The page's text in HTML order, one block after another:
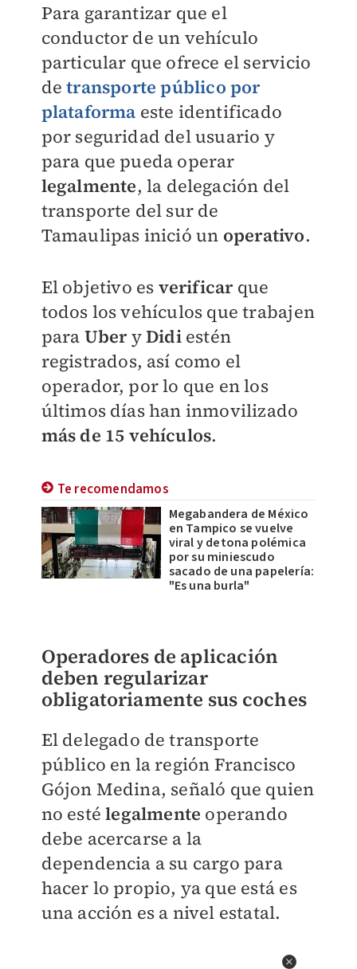
Para garantizar que el
conductor de un vehículo
particular que ofrece el servicio
detransporte público por
plataforma este identificado
por seguridad del usuario y
para que pueda operar
legalmente, la delegación del
transporte del sur de
Tamaulipas inició un operativo.
El objetivo es verificar que
todos los vehículos que trabajen
para UberyDidi estén
registrados, así como el
operador, por lo que en los
últimos días han inmovilizado
más de 15 vehículos.
Te recomendamos
Megabandera de México
en Tampico se vuelve
viral y detona polémica
por su miniescudo
sacado de una papelería:
"Es una burla"
Operadores de aplicación
deben regularizar
obligatoriamente sus coches
El delegado de transporte
público en la región Francisco
Gójon Medina, señaló que quien
no estélegalmente operando
debe acercarse a la
dependencia a su cargo para
hacer lo propio, ya que está es
una acción es a nivel estatal.